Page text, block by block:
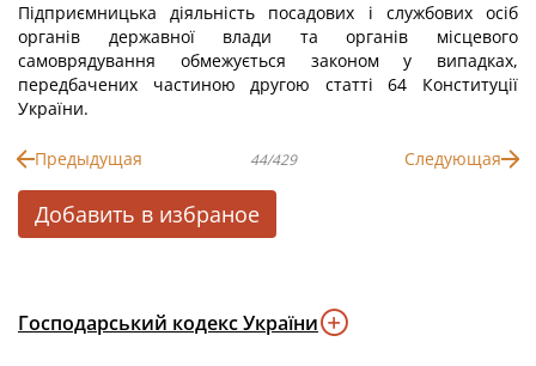
Підприємницька діяльність посадових і службових осіб
органів державної влади та органів місцевого
самоврядування обмежується законом у випадках,
передбачених частиною другою статті 64 Конституції
України.
Предыдущая 44/429 Следующая
Добавить в избраное
Господарський кодекс України